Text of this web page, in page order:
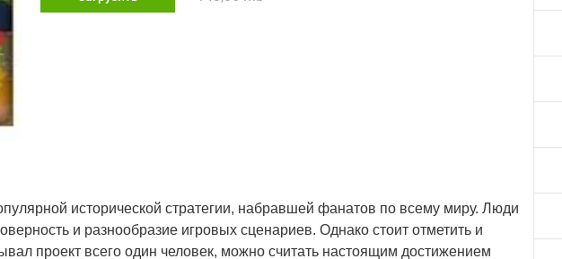
исторической стратегии, набравшей фанатов по всему миру. Люди
и разнообразие игровых сценариев. Однако стоит отметить и
проект всего один человек, можно считать настоящим достижением